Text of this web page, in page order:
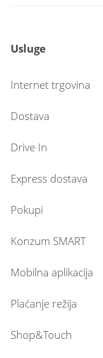
Usluge
Internet trgovina
Dostava
Drive In
Express dostava
Pokupi
Konzum SMART
Mobilna aplikacija
Plaćanje režija
Shop&Touch